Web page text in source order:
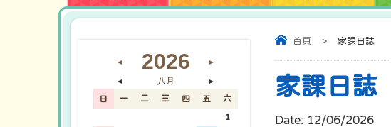
首頁 > 家課日誌
家課日誌
Date: 12/06/2026
◄ 2026 ►
◄ 八月 ►
日 一 二 三 四 五 六
1